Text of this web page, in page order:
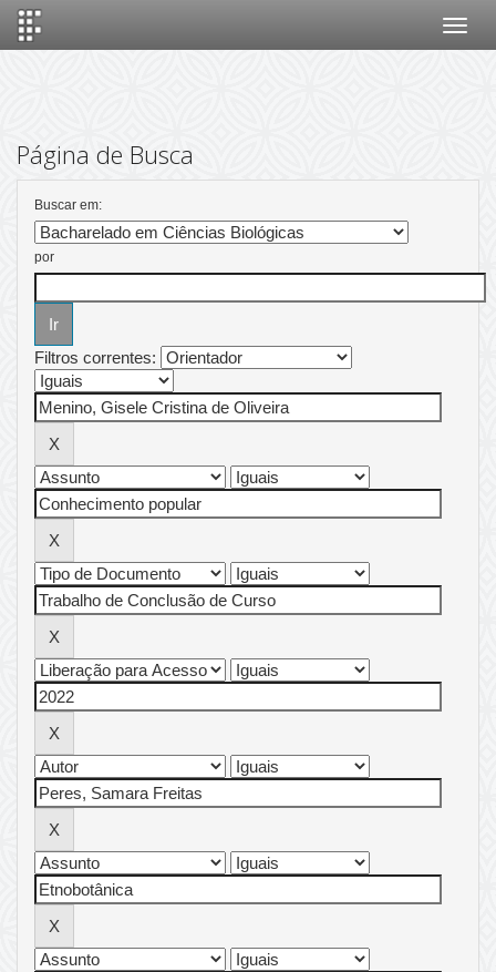
Página de Busca
Buscar em:
por
Filtros correntes: